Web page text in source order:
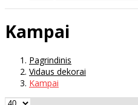
Kampai
Pagrindinis
Vidaus dekorai
Kampai